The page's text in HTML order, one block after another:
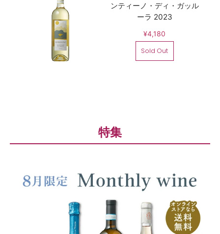
ンティーノ・ディ・ガッル
ーラ 2023
¥4,180
Sold Out
特集